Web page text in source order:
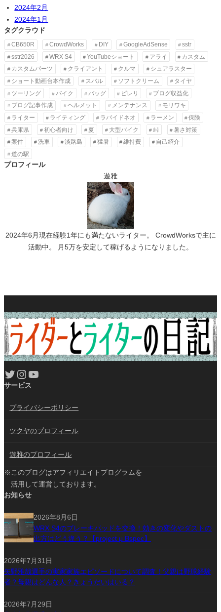
2024年2月
2024年1月
タグクラウド
CB650R CrowdWorks DIY GoogleAdSense
sstr
sstr2026
WRX S4 YouTubeショート アライ
カスタム
カスタムパーツ
クライアント クルマ
シュアラスター
ショート動画台本作成
スバル ソフトクリーム
タイヤ
ツーリング
バイク バッグ ピレリ
ブログ収益化
ブログ記事作成
ヘルメット メンテナンス
モリワキ
ライター
ライティング ラパイドネオ ラーメン
保険
兵庫県
初心者向け 夏 大型バイク 峠
暑さ対策
案件
洗車 淡路島 猛暑 維持費
自己紹介
道の駅
プロフィール
遊雅
2024年6月現在経験1年にも満たないライター。 CrowdWorksで主に
活動中。 月5万を安定して稼げるようになりました。
Twitter Instagram YouTube
サービス
プライバシーポリシー
ツクヤのプロフィール
遊雅のプロフィール
※このブログはアフィリエイトプログラムを
活用して運営しております。
お知らせ
2026年8月6日
WRX S4のブレーキパッドを交換！効きの変化やダストの
出方はどう違う？【project μ Bspec】
2026年7月31日
矢野雅哉選手の実家家族エピソードについて調査！父親は野球経験
者？母親はどんな人？きょうだいはいる？
2026年7月29日